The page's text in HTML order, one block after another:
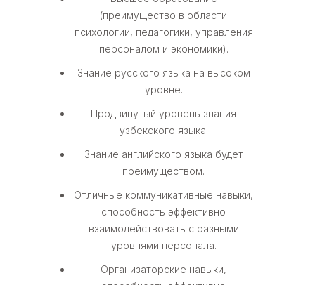
(преимущество в области
психологии, педагогики, управления
персоналом и экономики).
Знание русского языка на высоком
уровне.
Продвинутый уровень знания
узбекского языка.
Знание английского языка будет
преимуществом.
Отличные коммуникативные навыки,
способность эффективно
взаимодействовать с разными
уровнями персонала.
Организаторские навыки,